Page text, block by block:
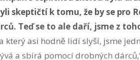
skeptičtí k tomu, že by se pro
Teď se to ale daří, jsme z
který asi hodně lidí slyší, jsme
a sbírá pomocí drobných